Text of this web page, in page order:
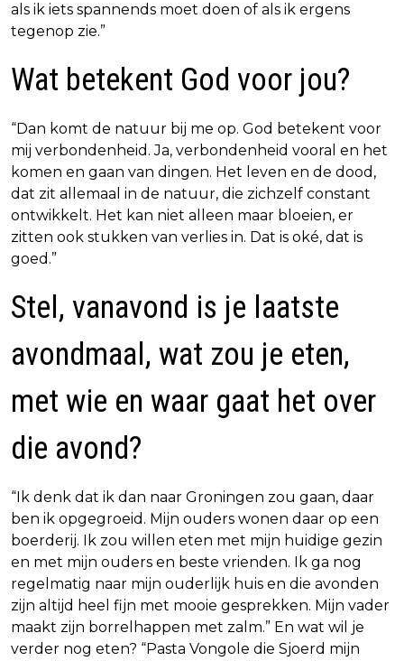
als ik iets spannends moet doen of als ik ergens
tegenop zie.”
Wat betekent God voor jou?
“Dan komt de natuur bij me op. God betekent voor
mij verbondenheid. Ja, verbondenheid vooral en het
komen en gaan van dingen. Het leven en de dood,
dat zit allemaal in de natuur, die zichzelf constant
ontwikkelt. Het kan niet alleen maar bloeien, er
zitten ook stukken van verlies in. Dat is oké, dat is
goed.”
Stel, vanavond is je laatste
avondmaal, wat zou je eten,
met wie en waar gaat het over
die avond?
“Ik denk dat ik dan naar Groningen zou gaan, daar
ben ik opgegroeid. Mijn ouders wonen daar op een
boerderij. Ik zou willen eten met mijn huidige gezin
en met mijn ouders en beste vrienden. Ik ga nog
regelmatig naar mijn ouderlijk huis en die avonden
zijn altijd heel fijn met mooie gesprekken. Mijn vader
maakt zijn borrelhappen met zalm.” En wat wil je
verder nog eten? “Pasta Vongole die Sjoerd mijn